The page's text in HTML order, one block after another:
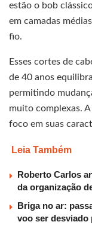
estão o bob
em camadas
fio.
Esses cortes de
de 40 anos
permitindo
muito complexas.
foco em suas
Leia Também
Roberto Carlos
da organização
Briga no ar:
voo ser desviado